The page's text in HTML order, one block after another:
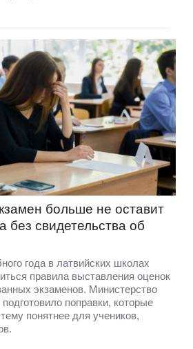
больше не оставит
без свидетельства об
года в латвийских школах
правила выставления оценок
экзаменов. Министерство
поправки, которые
понятнее для учеников,